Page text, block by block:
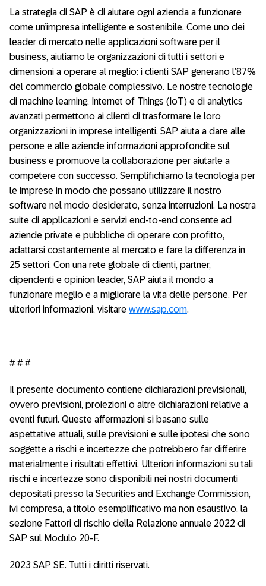
La strategia di SAP è di aiutare ogni azienda a funzionare
come un’impresa intelligente e sostenibile. Come uno dei
leader di mercato nelle applicazioni software per il
business, aiutiamo le organizzazioni di tutti i settori e
dimensioni a operare al meglio: i clienti SAP generano l’87%
del commercio globale complessivo. Le nostre tecnologie
di machine learning, Internet of Things (IoT) e di analytics
avanzati permettono ai clienti di trasformare le loro
organizzazioni in imprese intelligenti. SAP aiuta a dare alle
persone e alle aziende informazioni approfondite sul
business e promuove la collaborazione per aiutarle a
competere con successo. Semplifichiamo la tecnologia per
le imprese in modo che possano utilizzare il nostro
software nel modo desiderato, senza interruzioni. La nostra
suite di applicazioni e servizi end-to-end consente ad
aziende private e pubbliche di operare con profitto,
adattarsi costantemente al mercato e fare la differenza in
25 settori. Con una rete globale di clienti, partner,
dipendenti e opinion leader, SAP aiuta il mondo a
funzionare meglio e a migliorare la vita delle persone. Per
ulteriori informazioni, visitare www.sap.com.
# # #
Il presente documento contiene dichiarazioni previsionali,
ovvero previsioni, proiezioni o altre dichiarazioni relative a
eventi futuri. Queste affermazioni si basano sulle
aspettative attuali, sulle previsioni e sulle ipotesi che sono
soggette a rischi e incertezze che potrebbero far differire
materialmente i risultati effettivi. Ulteriori informazioni su tali
rischi e incertezze sono disponibili nei nostri documenti
depositati presso la Securities and Exchange Commission,
ivi compresa, a titolo esemplificativo ma non esaustivo, la
sezione Fattori di rischio della Relazione annuale 2022 di
SAP sul Modulo 20-F.
2023 SAP SE. Tutti i diritti riservati.